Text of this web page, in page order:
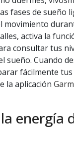
fases de sueño
movimiento
activa la
consultar tus
sueño. Cuando
fácilmente tus
la aplicación
energía